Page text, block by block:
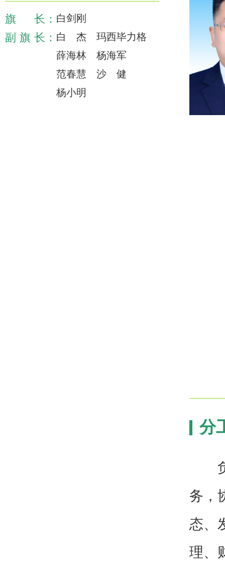
旗长 ： 白剑刚
副旗长 ： 白杰
玛西毕力格
薛海林
杨海军
范春慧
沙健
杨小明
分
负
务，
态、
理、